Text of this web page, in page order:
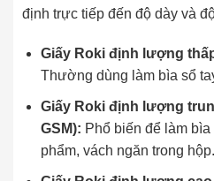
định trực tiếp đến độ dày và
Giấy Roki định lượng
Thường dùng làm bìa sổ
Giấy Roki định lượng
GSM): Phổ biến để làm
phẩm, vách ngăn trong hộp.